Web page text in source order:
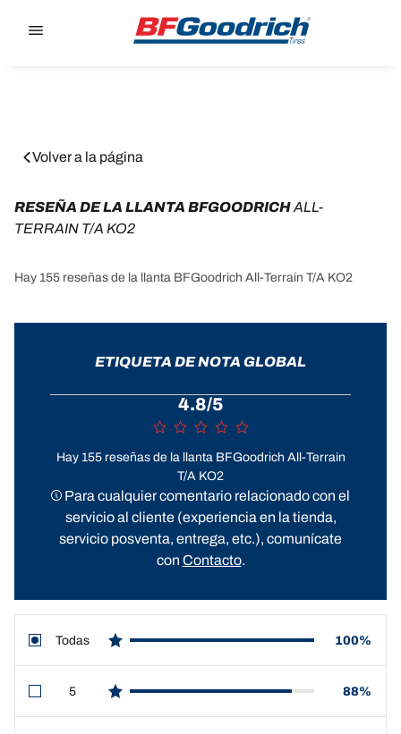
Volver a la página
RESEÑA DE LA LLANTA BFGOODRICH ALL-
TERRAIN T/A KO2
Hay 155 reseñas de la llanta BFGoodrich All-Terrain T/A KO2
ETIQUETA DE NOTA GLOBAL
4.8/5
Hay 155 reseñas de la llanta BFGoodrich All-Terrain
T/A KO2
Para cualquier comentario relacionado con el
servicio al cliente (experiencia en la tienda,
servicio posventa, entrega, etc.), comunícate
con Contacto.
Todas
star reviews
100%
5
star reviews
88%